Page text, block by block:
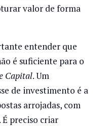
valor de forma
entender que
é suficiente para o
Capital. Um
de investimento é a
arrojadas, com
preciso criar